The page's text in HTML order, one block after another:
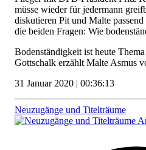
müsse wieder für jedermann
diskutieren Pit und Malte
die beiden Fragen: Wie
Bodenständigkeit ist heute
Gottschalk erzählt Malte Asmus
31 Januar 2020 | 00:36:13
Neuzugänge und Titelträume